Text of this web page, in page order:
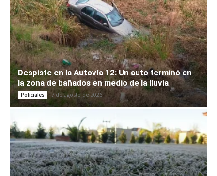
Despiste en la Autovía 12: Un auto terminó en
la zona de bañados en medio de la lluvia
Policiales 7 de agosto de 2026